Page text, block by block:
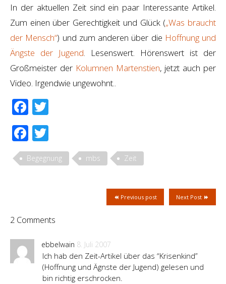
In der aktuellen Zeit sind ein paar Interessante Artikel.
Zum einen über Gerechtigkeit und Glück („Was braucht
der Mensch“) und zum anderen über die Hoffnung und
Ängste der Jugend. Lesenswert. Hörenswert ist der
Großmeister derKolumnen Martenstien, jetzt auch per
Video. Irgendwie ungewohnt..
Facebook
Facebook
Begegnung mbs Zeit
Next Post
Previous post
2 Comments
ebbelwain 8. Juli 2007
Ich hab den Zeit-Artikel über das “Krisenkind”
(Hoffnung und Ägnste der Jugend) gelesen und
bin richtig erschrocken.